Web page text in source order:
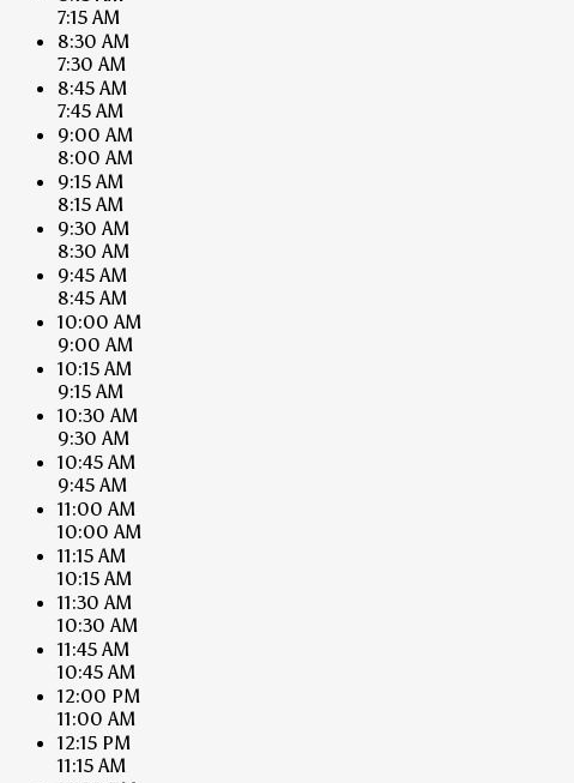
7:15 AM
8:30 AM
7:30 AM
8:45 AM
7:45 AM
9:00 AM
8:00 AM
9:15 AM
8:15 AM
9:30 AM
8:30 AM
9:45 AM
8:45 AM
10:00 AM
9:00 AM
10:15 AM
9:15 AM
10:30 AM
9:30 AM
10:45 AM
9:45 AM
11:00 AM
10:00 AM
11:15 AM
10:15 AM
11:30 AM
10:30 AM
11:45 AM
10:45 AM
12:00 PM
11:00 AM
12:15 PM
11:15 AM